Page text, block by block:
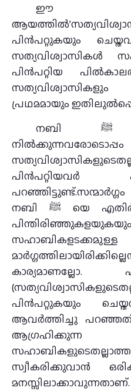
ഈ
പിന്‍പറ്റുകയും
സത്യവിശ്വാസികള്‍
പിന്‍പറ്റിയ
സത്യവിശ്വാസികളും
പ്രഥമമായും
നബി ﷺ യോട് എതിര്
നില്‍ക്കുന്നവരോടൊപ്പം
പിന്‍പറ്റിയവര്‍
നബി ﷺ യെ എതിര്‍ക്കുകയും സത്യം വിട്ട്
സഹാബികളടക്കമുള്ള
കാര്യമാണല്ലോ.
പിന്‍പറ്റുകയും
ആവര്‍ത്തിച്ചു
സ്വീകരിക്കുവാന്‍
മനസ്സിലാക്കാവുന്നതാണ്.